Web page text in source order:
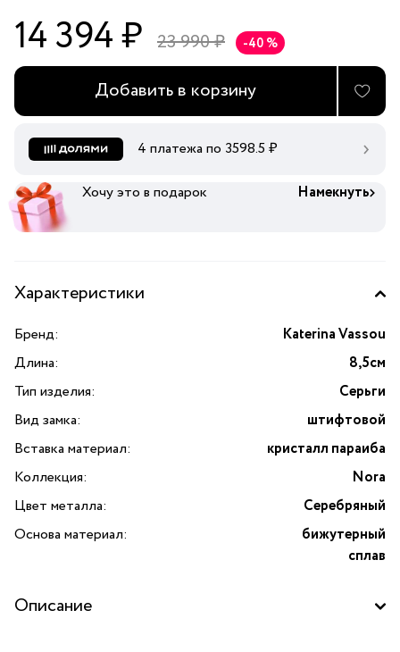
14 394 ₽ 23 990 ₽ -40 %
Добавить в корзину
4 платежа по 3598.5 ₽
Хочу это в подарок Намекнуть
Характеристики
Бренд:
Katerina Vassou
Длина:
8,5см
Тип изделия:
Серьги
Вид замка:
штифтовой
Вставка материал:
кристалл параиба
Коллекция:
Nora
Цвет металла:
Серебряный
Основа материал:
бижутерный
сплав
Описание